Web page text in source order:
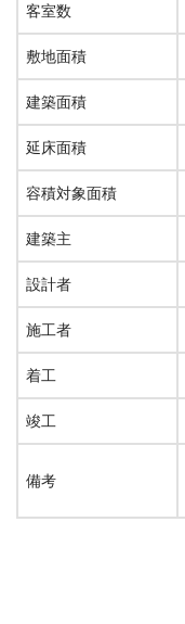
客室数
敷地面積
建築面積
延床面積
容積対象面積
建築主
設計者
施工者
着工
竣工
備考